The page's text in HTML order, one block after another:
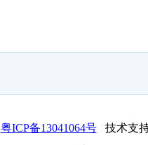
粤ICP备13041064号技术支持